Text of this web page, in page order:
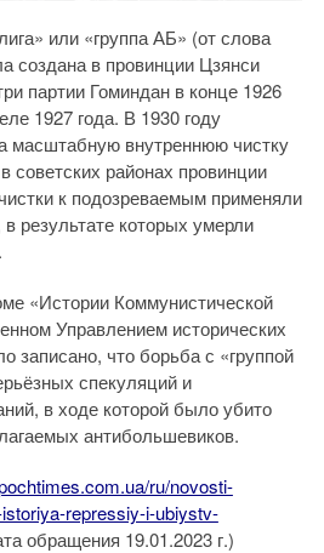
или «группа АБ» (от слова
создана в провинции Цзянси
партии Гоминдан в конце 1926
1927 года. В 1930 году
масштабную внутреннюю чистку
советских районах провинции
к подозреваемым применяли
результате которых умерли
«Истории Коммунистической
Управлением исторических
записано, что борьба с «группой
спекуляций и
в ходе которой было убито
антибольшевиков.
ru/novosti-
repressiy-i-ubiystv-
обращения 19.01.2023 г.)